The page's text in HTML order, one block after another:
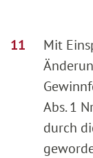
Mit
Abs. 1
durch